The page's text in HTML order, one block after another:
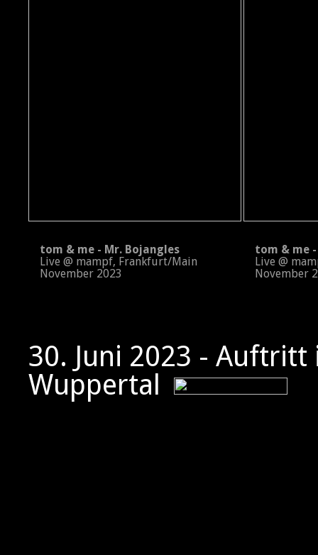
tom & me - Mr. Bojangles
Live @ mampf, Frankfurt/Main
November 2023
tom & me -
Live @
November
30. Juni 2023 -
Wuppertal